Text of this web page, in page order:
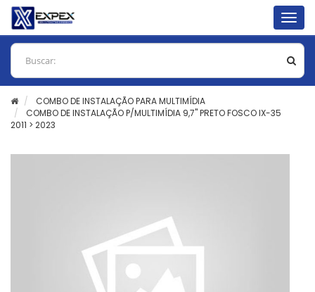
COMBO DE INSTALAÇÃO PARA MULTIMÍDIA
COMBO DE INSTALAÇÃO P/MULTIMÍDIA 9,7" PRETO FOSCO IX-35
2011 > 2023